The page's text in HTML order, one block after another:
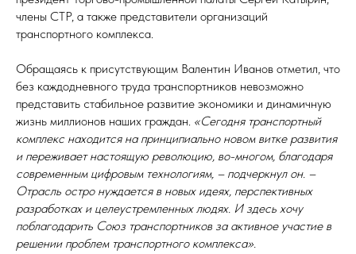
члены СТР, а также представители организаций
транспортного комплекса.
Обращаясь к присутствующим Валентин Иванов отметил, что
без каждодневного труда транспортников невозможно
представить стабильное развитие экономики и динамичную
жизнь миллионов наших граждан. «Сегодня транспортный
комплекс находится на принципиально новом витке развития
и переживает настоящую революцию, во-многом, благодаря
современным цифровым технологиям, – подчеркнул он. –
Отрасль остро нуждается в новых идеях, перспективных
разработках и целеустремленных людях. И здесь хочу
поблагодарить Союз транспортников за активное участие в
решении проблем транспортного комплекса».